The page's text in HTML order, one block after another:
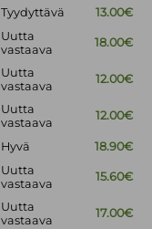
Tyydyttävä 13.00€
Uutta
vastaava
18.00€
Uutta
vastaava
12.00€
Uutta
vastaava
12.00€
Hyvä 18.90€
Uutta
vastaava
15.60€
Uutta
vastaava
17.00€